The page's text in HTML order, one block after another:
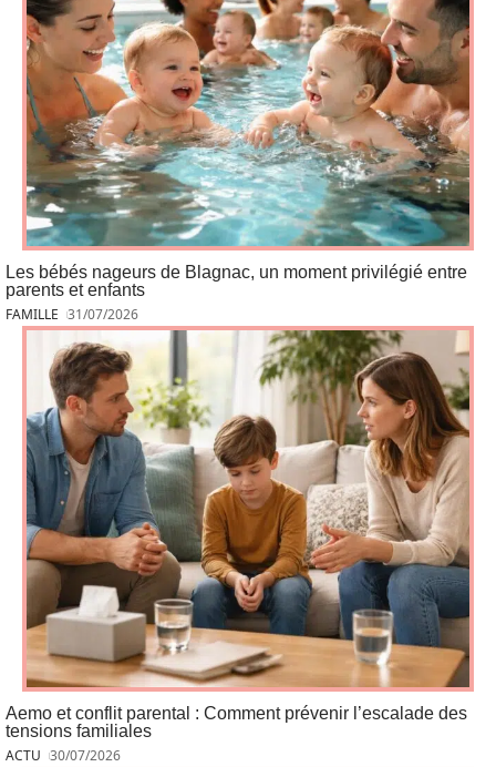
Les bébés nageurs de Blagnac, un moment privilégié entre
parents et enfants
FAMILLE 31/07/2026
Aemo et conflit parental : Comment prévenir l’escalade des
tensions familiales
ACTU 30/07/2026